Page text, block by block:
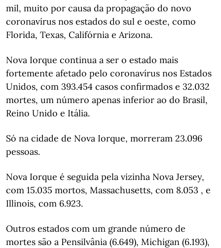
mil, muito por causa da propagação do novo
coronavírus nos estados do sul e oeste, como
Florida, Texas, Califórnia e Arizona.
Nova Iorque continua a ser o estado mais
fortemente afetado pelo coronavírus nos Estados
Unidos, com 393.454 casos confirmados e 32.032
mortes, um número apenas inferior ao do Brasil,
Reino Unido e Itália.
Só na cidade de Nova Iorque, morreram 23.096
pessoas.
Nova Iorque é seguida pela vizinha Nova Jersey,
com 15.035 mortos, Massachusetts, com 8.053 , e
Illinois, com 6.923.
Outros estados com um grande número de
mortes são a Pensilvânia (6.649), Michigan (6.193),